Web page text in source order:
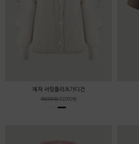
제작 셔링플리츠가디건
98,000원92,000원